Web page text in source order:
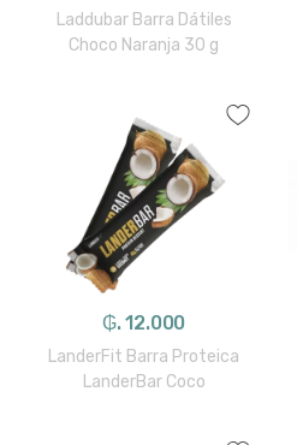
Laddubar Barra Dátiles
Choco Naranja 30 g
₲. 12.000
LanderFit Barra Proteica
LanderBar Coco